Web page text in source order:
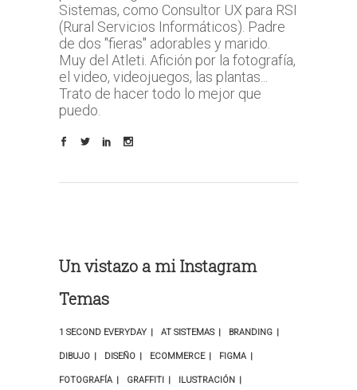
Sistemas, como Consultor UX para RSI
(Rural Servicios Informáticos). Padre
de dos "fieras" adorables y marido.
Muy del Atleti. Afición por la fotografía,
el video, videojuegos, las plantas...
Trato de hacer todo lo mejor que
puedo.
Un vistazo a mi Instagram
Temas
1 SECOND EVERYDAY AT SISTEMAS BRANDING
DIBUJO DISEÑO ECOMMERCE FIGMA
FOTOGRAFÍA GRAFFITI ILUSTRACIÓN